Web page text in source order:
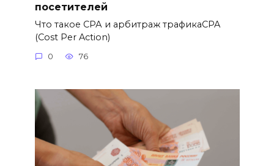
посетителей
Что такое СРА и арбитраж трафикаCPA
(Cost Per Action)
0 76